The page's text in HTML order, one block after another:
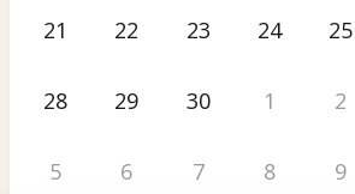
21 22 23 24 25
28 29 30 1 2
5 6 7 8 9